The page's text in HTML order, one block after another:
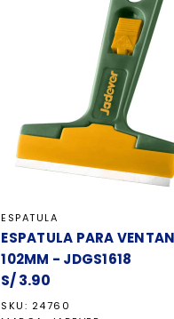
ESPATULA
ESPATULA PARA
102MM - JDGS1618
S/3.90
SKU: 24760